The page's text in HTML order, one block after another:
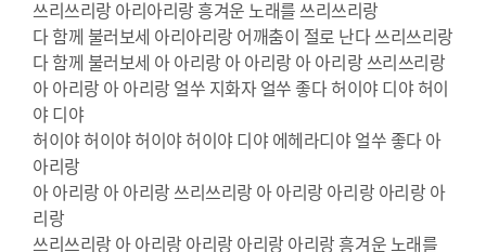
쓰리쓰리랑 아리아리랑 흥겨운 노래를 쓰리쓰리랑
다 함께 불러보세 아리아리랑 어깨춤이 절로 난다 쓰리쓰리랑
다 함께 불러보세 아 아리랑 아 아리랑 아 아리랑 쓰리쓰리랑
아 아리랑 아 아리랑 얼쑤 지화자 얼쑤 좋다 허이야 디야 허이
야 디야
허이야 허이야 허이야 허이야 디야 에헤라디야 얼쑤 좋다 아
아리랑
아 아리랑 아 아리랑 쓰리쓰리랑 아 아리랑 아리랑 아리랑 아
리랑
쓰리쓰리랑 아 아리랑 아리랑 아리랑 아리랑 흥겨운 노래를